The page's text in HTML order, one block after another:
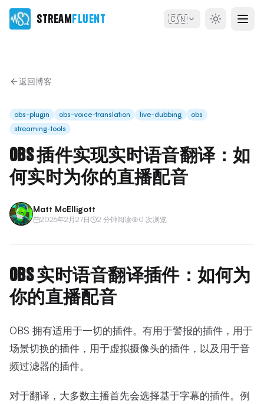
StreamFluent 🇨🇳
返回博客
obs-plugin obs-voice-translation live-dubbing
obs
streaming-tools
OBS 插件实现实时语音翻译：如
何实时为你的直播配音
Matt McElligott
2026年2月27日 2 分钟阅读 0 次浏览
OBS 实时语音翻译插件：如何为
你的直播配音
OBS 拥有适用于一切的插件。有用于警报的插件，用于
场景切换的插件，用于虚拟摄像头的插件，以及用于音
频过滤器的插件。
对于翻译，大多数主播首先会选择基于字幕的插件。例